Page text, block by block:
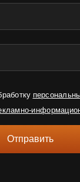
Отправить